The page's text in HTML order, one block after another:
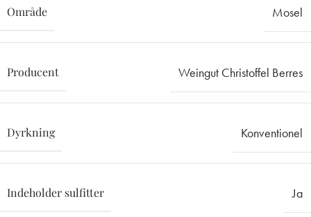
Område Mosel
Producent Weingut Christoffel Berres
Dyrkning Konventionel
Indeholder sulfitter
Ja